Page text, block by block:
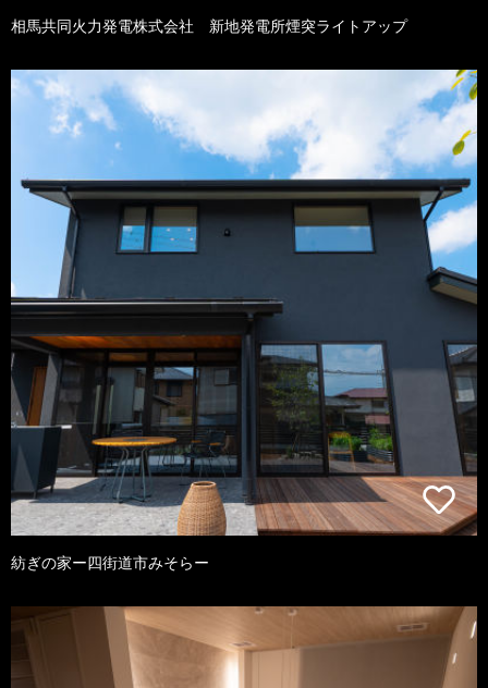
相馬共同火力発電株式会社 新地発電所煙突ライトアップ
紡ぎの家ー四街道市みそらー